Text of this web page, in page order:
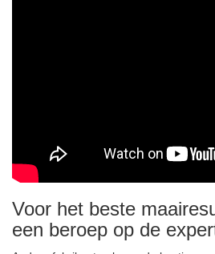
Voor het beste
een beroep op de